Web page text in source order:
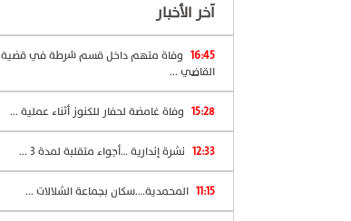
آخر الأخبار
16:45 وفاة متهم داخل قسم شرطة في قضية
القاضي ...
15:28 وفاة غامضة لحفار للكنوز أثناء عملية ...
12:33 نشرة إندارية …أجواء متقلبة لمدة 3 ...
11:15 المحمدية….سكان بجماعة الشلالات ...